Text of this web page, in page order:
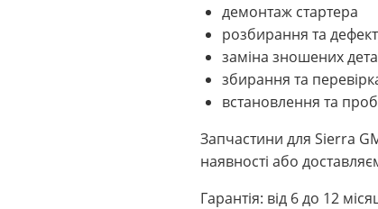
демонтаж стартера
розбирання та
заміна зношених
збирання та
встановлення та
Запчастини для Sierra
наявності або
Гарантія: від 6 до 12